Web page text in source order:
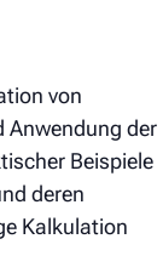
von
Anwendung der
Beispiele
deren
Kalkulation